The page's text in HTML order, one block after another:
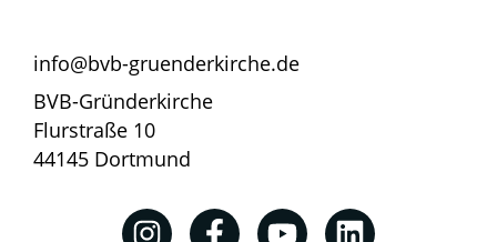
info@bvb-gruenderkirche.de
BVB-Gründerkirche
Flurstraße 10
44145 Dortmund